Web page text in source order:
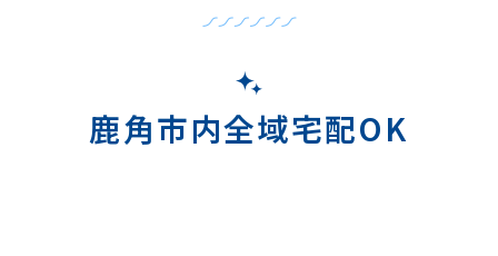
鹿角市内全域宅配OK